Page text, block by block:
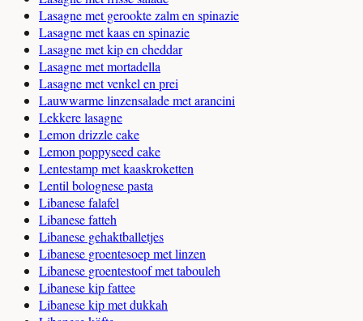
Lasagne met gerookte zalm en spinazie
Lasagne met kaas en spinazie
Lasagne met kip en cheddar
Lasagne met mortadella
Lasagne met venkel en prei
Lauwwarme linzensalade met arancini
Lekkere lasagne
Lemon drizzle cake
Lemon poppyseed cake
Lentestamp met kaaskroketten
Lentil bolognese pasta
Libanese falafel
Libanese fatteh
Libanese gehaktballetjes
Libanese groentesoep met linzen
Libanese groentestoof met tabouleh
Libanese kip fattee
Libanese kip met dukkah